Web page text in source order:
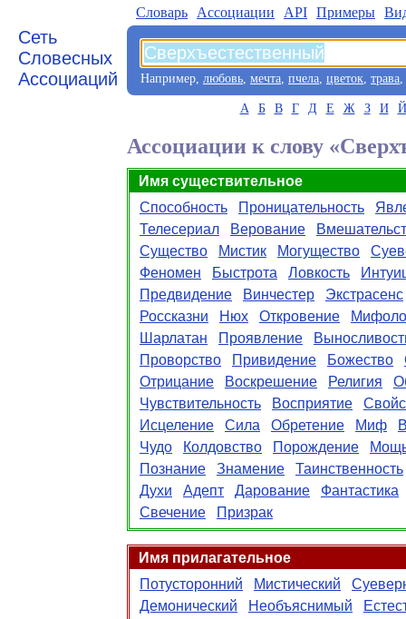
Сеть
Словесных
Ассоциаций
Словарь Aссоциации API Примеры
Например, любовь, мечта, пчела, цветок, трава,
А Б В Г Д Е Ж З И Й
Ассоциации к слову
Имя существительное
Способность
Проницательность
Телесериал
Верование
Существо
Мистик Могущество
Феномен
Быстрота Ловкость
Предвидение
Винчестер
Экстрасенс
Россказни
Нюх Откровение
Шарлатан
Проявление
Проворство
Привидение Божество
Отрицание
Воскрешение Религия
Чувствительность
Восприятие
Исцеление
Сила Обретение Миф
Чудо
Колдовство Порождение
Познание
Знамение
Таинственность
Духи
Адепт Дарование
Фантастика
Свечение
Призрак
Имя прилагательное
Потусторонний
Мистический
Демонический
Необъяснимый